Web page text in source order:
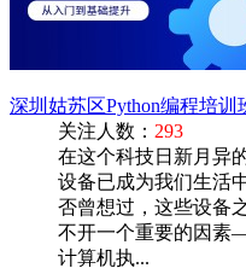
深圳姑苏区Python编程培训
关注人数： 293
在这个科技日新月异
设备已成为我们生活
否曾想过，这些设备
不开一个重要的因素
计算机执...